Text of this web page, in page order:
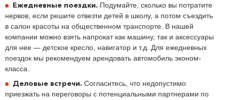
Ежедневные поездки. Подумайте, сколько вы потратите
нервов, если решите отвезти детей в школу, а потом съездить
в салон красоты на общественном транспорте. В нашей
компании можно взять напрокат как машину, так и аксессуары
для нее — детское кресло, навигатор и т.д. Для ежедневных
поездок мы рекомендуем арендовать автомобиль эконом-
класса.
Деловые встречи. Согласитесь, что недопустимо
приезжать на переговоры с потенциальными партнерами по